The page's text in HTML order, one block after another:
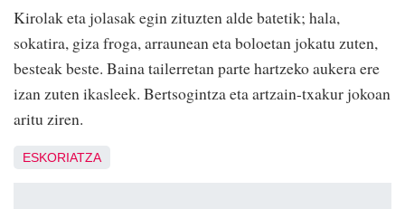
Kirolak eta jolasak egin zituzten alde batetik; hala,
sokatira, giza froga, arraunean eta boloetan jokatu zuten,
besteak beste. Baina tailerretan parte hartzeko aukera ere
izan zuten ikasleek. Bertsogintza eta artzain-txakur jokoan
aritu ziren.
ESKORIATZA